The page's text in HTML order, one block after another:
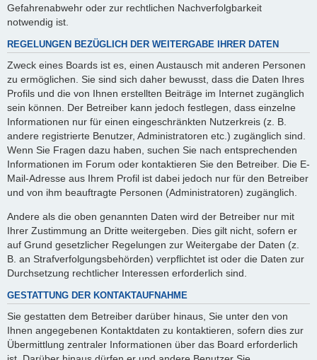
Gefahrenabwehr oder zur rechtlichen Nachverfolgbarkeit
notwendig ist.
REGELUNGEN BEZÜGLICH DER WEITERGABE IHRER DATEN
Zweck eines Boards ist es, einen Austausch mit anderen Personen
zu ermöglichen. Sie sind sich daher bewusst, dass die Daten Ihres
Profils und die von Ihnen erstellten Beiträge im Internet zugänglich
sein können. Der Betreiber kann jedoch festlegen, dass einzelne
Informationen nur für einen eingeschränkten Nutzerkreis (z. B.
andere registrierte Benutzer, Administratoren etc.) zugänglich sind.
Wenn Sie Fragen dazu haben, suchen Sie nach entsprechenden
Informationen im Forum oder kontaktieren Sie den Betreiber. Die E-
Mail-Adresse aus Ihrem Profil ist dabei jedoch nur für den Betreiber
und von ihm beauftragte Personen (Administratoren) zugänglich.
Andere als die oben genannten Daten wird der Betreiber nur mit
Ihrer Zustimmung an Dritte weitergeben. Dies gilt nicht, sofern er
auf Grund gesetzlicher Regelungen zur Weitergabe der Daten (z.
B. an Strafverfolgungsbehörden) verpflichtet ist oder die Daten zur
Durchsetzung rechtlicher Interessen erforderlich sind.
GESTATTUNG DER KONTAKTAUFNAHME
Sie gestatten dem Betreiber darüber hinaus, Sie unter den von
Ihnen angegebenen Kontaktdaten zu kontaktieren, sofern dies zur
Übermittlung zentraler Informationen über das Board erforderlich